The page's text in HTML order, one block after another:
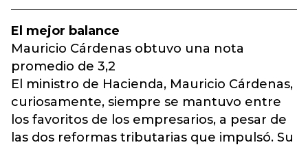
El mejor balance
Mauricio Cárdenas obtuvo una nota
promedio de 3,2
El ministro de Hacienda, Mauricio Cárdenas,
curiosamente, siempre se mantuvo entre
los favoritos de los empresarios, a pesar de
las dos reformas tributarias que impulsó. Su